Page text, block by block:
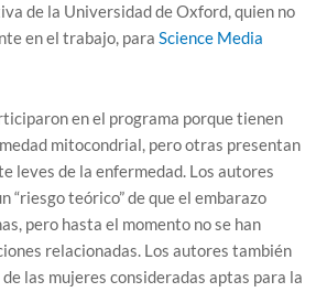
de la Universidad de Oxford, quien no
en el trabajo, para Science Media
en el programa porque tienen
mitocondrial, pero otras presentan
leves de la enfermedad. Los autores
“riesgo teórico” de que el embarazo
pero hasta el momento no se han
relacionadas. Los autores también
las mujeres consideradas aptas para la